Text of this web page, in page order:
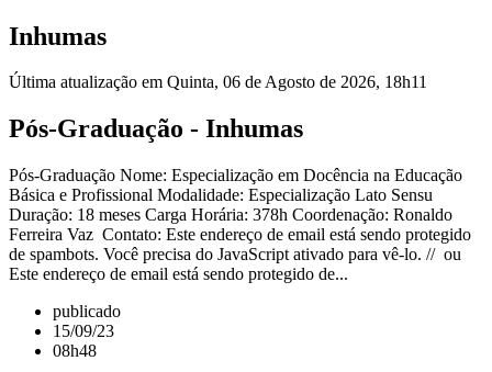
Inhumas
Última atualização em Quinta, 06 de Agosto de 2026, 18h11
Pós-Graduação - Inhumas
Pós-Graduação Nome: Especialização em Docência na Educação
Básica e Profissional Modalidade: Especialização Lato Sensu
Duração: 18 meses Carga Horária: 378h Coordenação: Ronaldo
Ferreira Vaz Contato: Este endereço de email está sendo protegido
de spambots. Você precisa do JavaScript ativado para vê-lo. // ou
Este endereço de email está sendo protegido de...
publicado
15/09/23
08h48